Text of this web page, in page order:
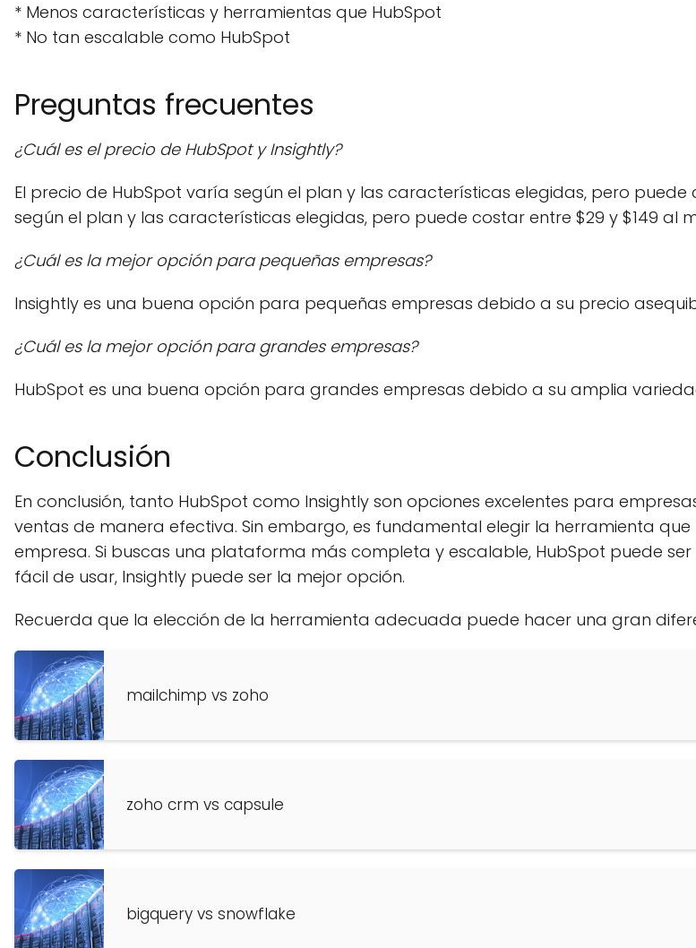
* Menos características y herramientas que HubSpot
* No tan escalable como HubSpot
Preguntas frecuentes
¿Cuál es el precio de HubSpot y Insightly?
El precio de HubSpot varía según el plan y las características elegidas, pero puede
según el plan y las características elegidas, pero puede costar entre $29 y $149 al
¿Cuál es la mejor opción para pequeñas empresas?
Insightly es una buena opción para pequeñas empresas debido a su precio
¿Cuál es la mejor opción para grandes empresas?
HubSpot es una buena opción para grandes empresas debido a su amplia
Conclusión
En conclusión, tanto HubSpot como Insightly son opciones excelentes para
ventas de manera efectiva. Sin embargo, es fundamental elegir la herramienta
empresa. Si buscas una plataforma más completa y escalable, HubSpot puede
fácil de usar, Insightly puede ser la mejor opción.
Recuerda que la elección de la herramienta adecuada puede hacer una gran
mailchimp vs zoho
zoho crm vs capsule
bigquery vs snowflake